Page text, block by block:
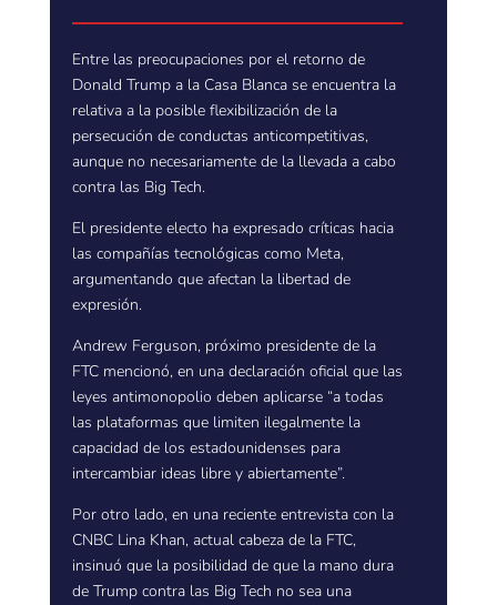
Entre las preocupaciones por el retorno de
Donald Trump a la Casa Blanca se encuentra la
relativa a la posible flexibilización de la
persecución de conductas anticompetitivas,
aunque no necesariamente de la llevada a cabo
contra las Big Tech.
El presidente electo ha expresado críticas hacia
las compañías tecnológicas como Meta,
argumentando que afectan la libertad de
expresión.
Andrew Ferguson, próximo presidente de la
FTC mencionó, en una declaración oficial que las
leyes antimonopolio deben aplicarse “a todas
las plataformas que limiten ilegalmente la
capacidad de los estadounidenses para
intercambiar ideas libre y abiertamente”.
Por otro lado, en una reciente entrevista con la
CNBC Lina Khan, actual cabeza de la FTC,
insinuó que la posibilidad de que la mano dura
de Trump contra las Big Tech no sea una